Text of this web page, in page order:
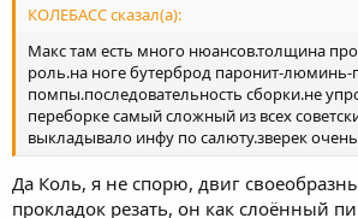
КОЛЕБАСС сказал(а):
Макс там есть много нюансов.толщина
роль.на ноге бутерброд паронит-люминь-
помпы.последовательность сборки.не
переборке самый сложный из всех
выкладывало инфу по салюту.зверек
Да Коль, я не спорю, двиг
прокладок резать, он как слоённый